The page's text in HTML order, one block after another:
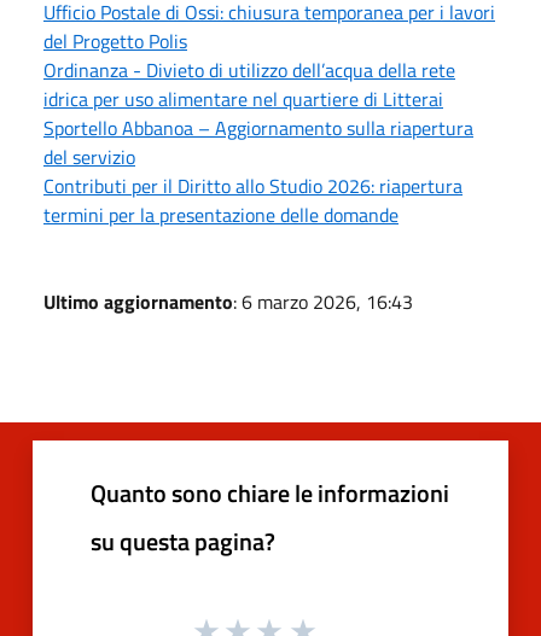
Ufficio Postale di Ossi: chiusura temporanea per i lavori
del Progetto Polis
Ordinanza - Divieto di utilizzo dell’acqua della rete
idrica per uso alimentare nel quartiere di Litterai
Sportello Abbanoa – Aggiornamento sulla riapertura
del servizio
Contributi per il Diritto allo Studio 2026: riapertura
termini per la presentazione delle domande
Ultimo aggiornamento: 6 marzo 2026, 16:43
Quanto sono chiare le informazioni
su questa pagina?